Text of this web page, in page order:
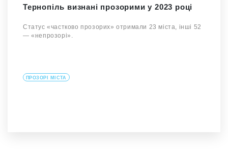
Тернопіль визнані прозорими у 2023 році
Статус «частково прозорих» отримали 23 міста, інші 52
— «непрозорі».
ПРОЗОРІ МІСТА